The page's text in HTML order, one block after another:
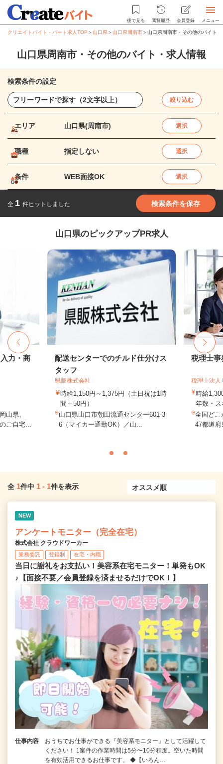
後で見る 閲覧履歴 会員登録 メニュー
クリエイトバイト・パート求人TOP ＞山口県＞山口県周南市＞山口県周南市・その他のバイト
山口県周南市・その他のバイト・求人情報
検索条件の設定
絞り込む
エリア 山口県(周南市) 選択
職種 指定しない 選択
条件 WEB面接OK 選択
全 1 件ヒットしました 検索条件を保存
山口県のピックアップPR求人
力・商
山県、
ご自宅...
配送センターでのチルド仕分けス
タッフ
県販株式会社
時給1,150円～1,375円（土日祝は1時
間＋50円）
山口県山口市朝田流通センター601-3
6（マイカー通勤OK）／山...
税理士事
税理士法人
時給
年数・
全国どこ
47都道
全 1件中 1 - 1件を表示
NEW
アンケートモニター（完全在宅）
株式会社 クラウドワーカー
業務委託 登録制 在宅・内職
当日に謝礼をお支払い！美容系在宅モニター！単発もOK
♪【面接不要／会員登録を済ませるだけでOK！】
仕事内容
おうちでお仕事ができる『美容系モニター』として活躍して
ください！ 1案件の作業時間は5分〜10分程度。空いた時間
を有効活用できるお仕事です。 ◆【いろん…